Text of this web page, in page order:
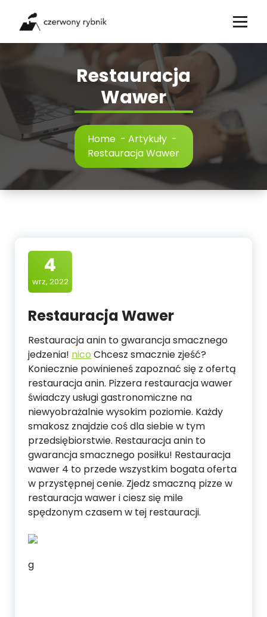
content
Restauracja
Wawer
Home - Artykuły -
Restauracja Wawer
4
wrz, 2022
Restauracja Wawer
Restauracja anin to gwarancja smacznego
jedzenia! nico Chcesz smacznie zjeść?
Koniecznie powinieneś zapoznać się z ofertą
restauracja anin. Pizzera restauracja wawer
świadczy usługi gastronomiczne na
niewyobrażalnie wysokim poziomie. Każdy
smakosz znajdzie coś dla siebie w tym
przedsiębiorstwie. Restauracja anin to
gwarancja smacznego posiłku! Restauracja
wawer 4 to przede wszystkim bogata oferta
w przystępnej cenie. Zjedz smaczną pizze w
restauracja wawer i ciesz się mile
spędzonym czasem w tej restauracji.
g